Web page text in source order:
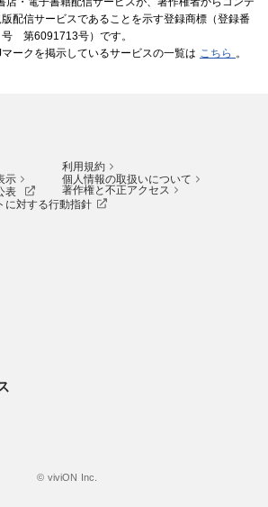
配信サービスであることを示す登録商標（登録番
号 第6091713号）です。
ークを掲示しているサービスの一覧は こちら 。
利用規約
示
個人情報の取扱いについて
表
著作権と不正アクセス
に対する行動指針
© viviON Inc.